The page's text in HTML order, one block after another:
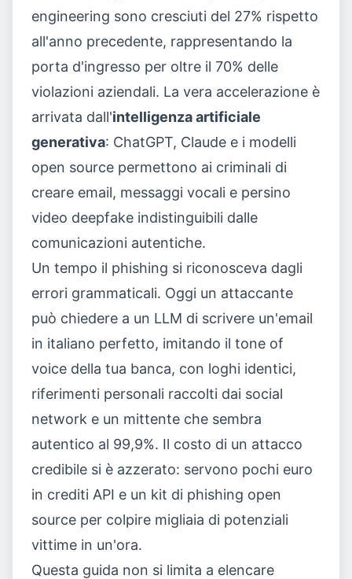
engineering sono cresciuti del 27% rispetto
all'anno precedente, rappresentando la
porta d'ingresso per oltre il 70% delle
violazioni aziendali. La vera accelerazione è
arrivata dall'intelligenza artificiale
generativa: ChatGPT, Claude e i modelli
open source permettono ai criminali di
creare email, messaggi vocali e persino
video deepfake indistinguibili dalle
comunicazioni autentiche.
Un tempo il phishing si riconosceva dagli
errori grammaticali. Oggi un attaccante
può chiedere a un LLM di scrivere un'email
in italiano perfetto, imitando il tone of
voice della tua banca, con loghi identici,
riferimenti personali raccolti dai social
network e un mittente che sembra
autentico al 99,9%. Il costo di un attacco
credibile si è azzerato: servono pochi euro
in crediti API e un kit di phishing open
source per colpire migliaia di potenziali
vittime in un'ora.
Questa guida non si limita a elencare